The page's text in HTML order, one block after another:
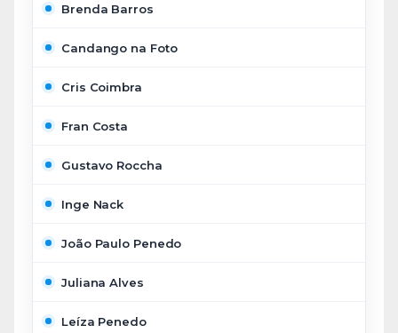
Brenda Barros
Candango na Foto
Cris Coimbra
Fran Costa
Gustavo Roccha
Inge Nack
João Paulo Penedo
Juliana Alves
Leíza Penedo